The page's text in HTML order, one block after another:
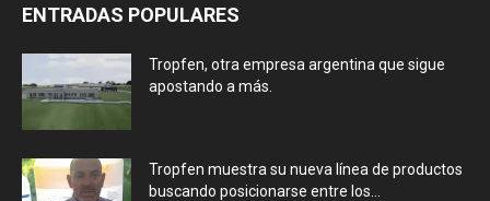
ENTRADAS POPULARES
Tropfen, otra empresa argentina que sigue
apostando a más.
Tropfen muestra su nueva línea de productos
buscando posicionarse entre los...